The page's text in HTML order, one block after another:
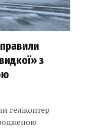
з
гелікоптер